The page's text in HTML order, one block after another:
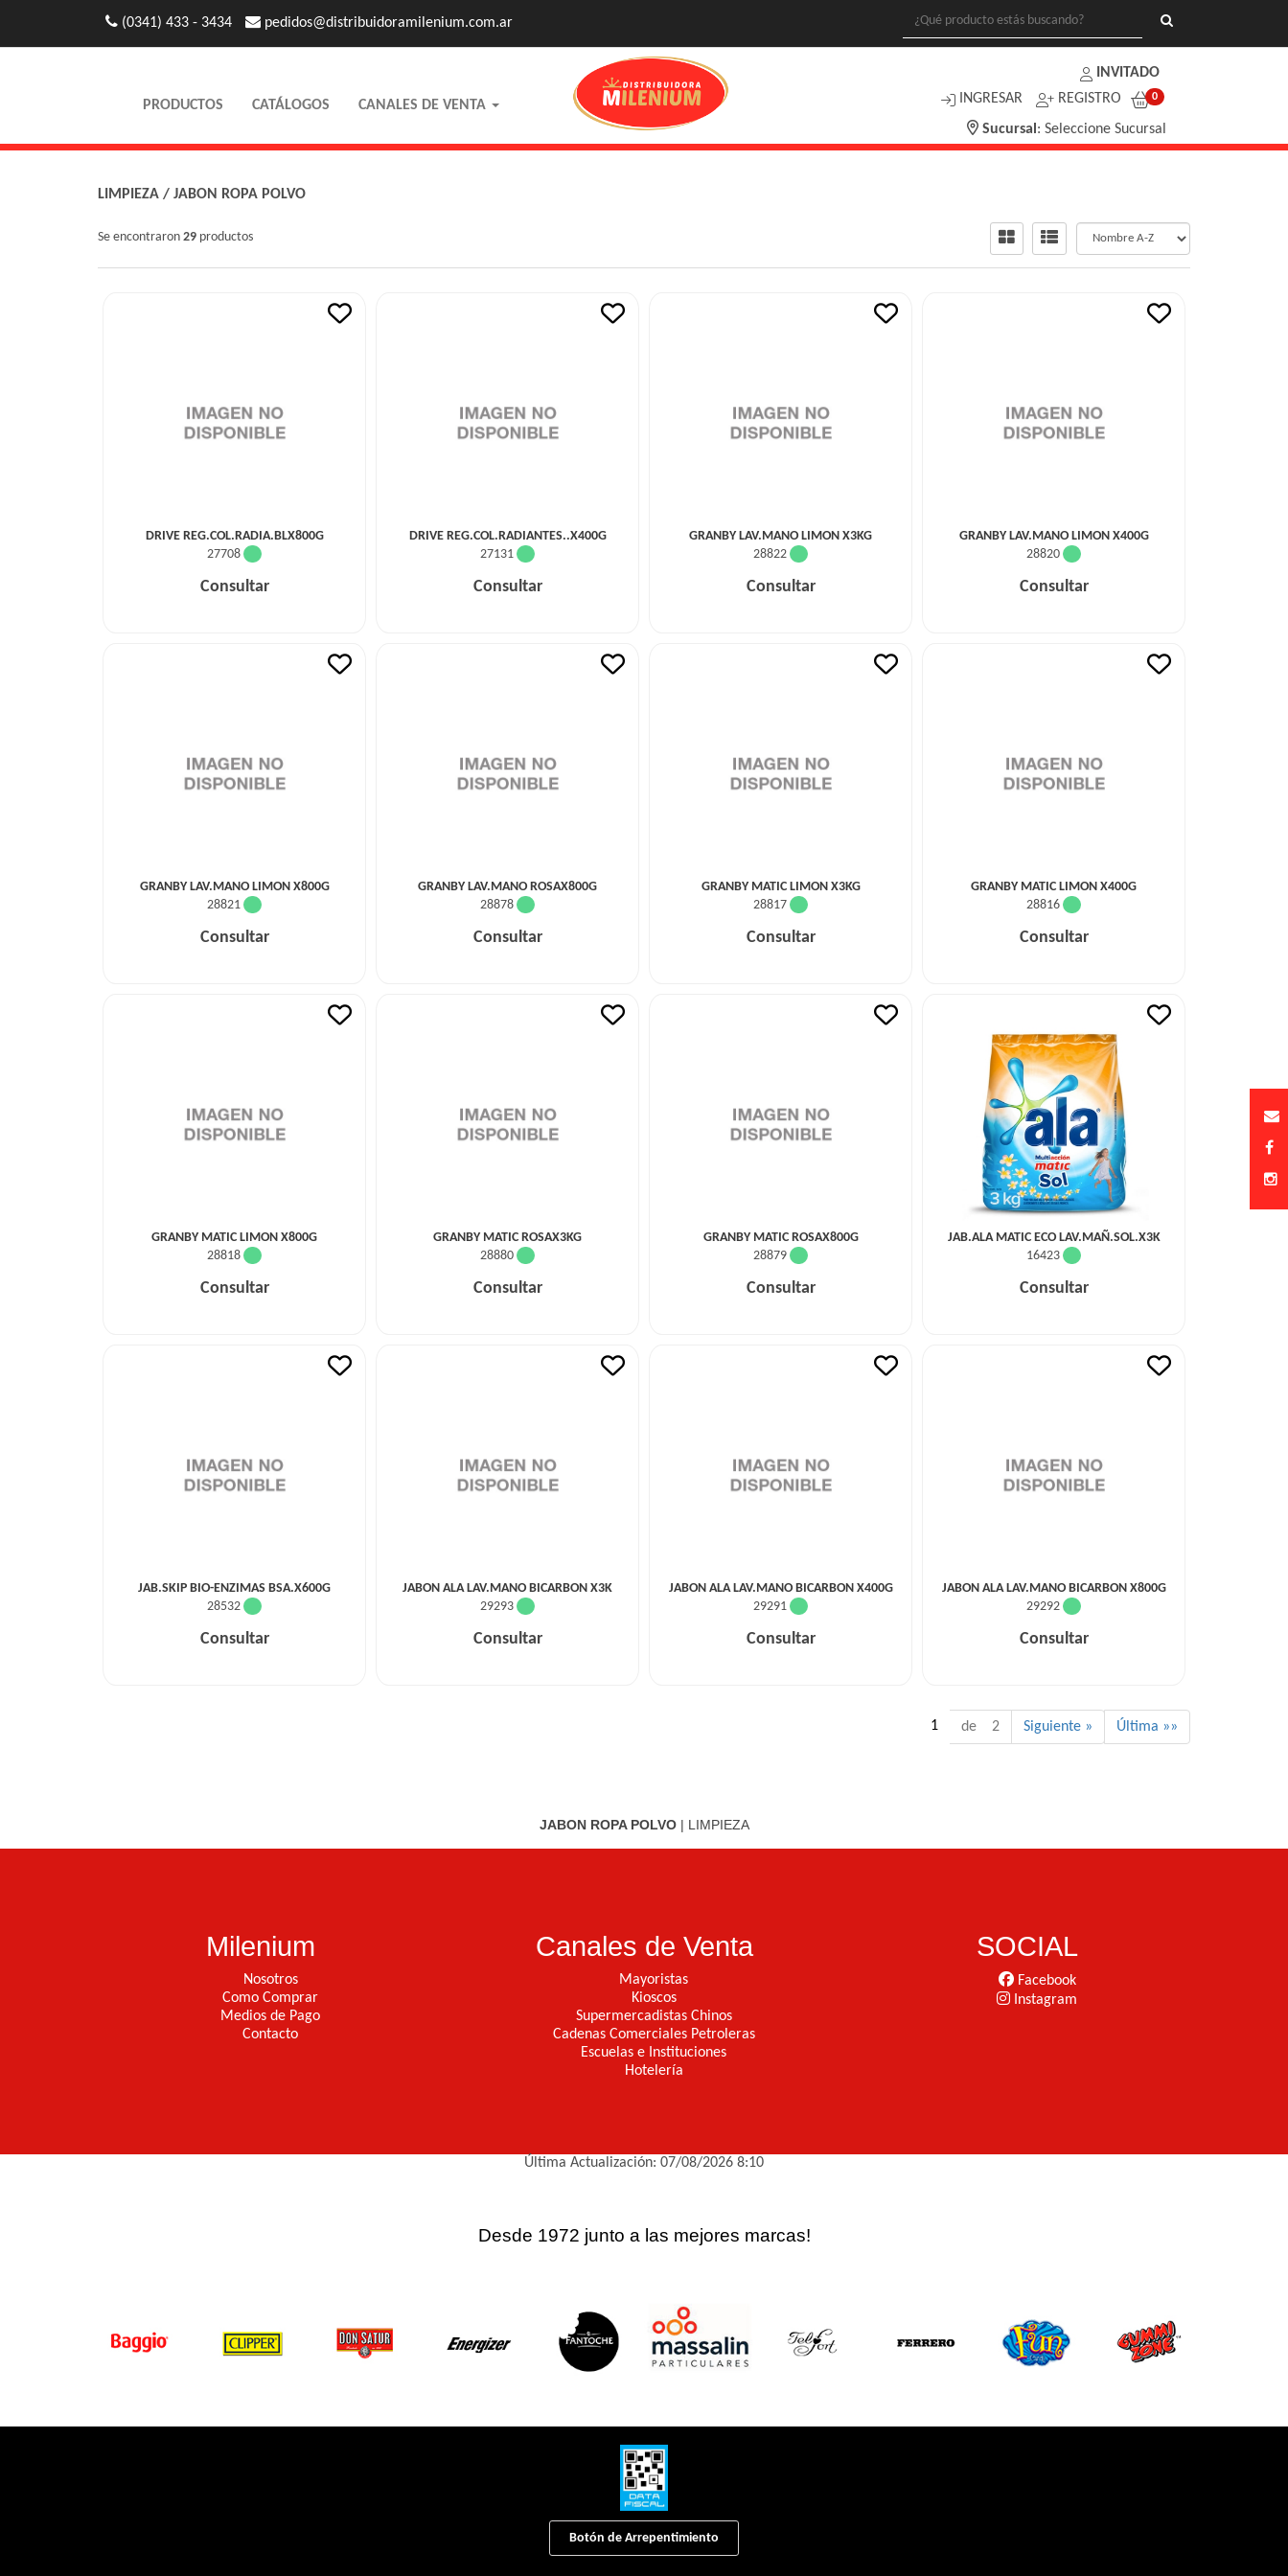
(0341) 433 - 3434 pedidos@distribuidoramilenium.com.ar
INVITADO
INGRESAR
REGISTRO
Sucursal :Seleccione Sucursal
0
PRODUCTOS CATÁLOGOS CANALES DE VENTA
LIMPIEZA / JABON ROPA POLVO
Se encontraron 29 productos
DRIVE REG.COL.RADIA.BLX800G
27708
Consultar
DRIVE REG.COL.RADIANTES..X400G
27131
Consultar
GRANBY LAV.MANO LIMON X3KG
28822
Consultar
GRANBY LAV.MANO LIMON X400G
28820
Consultar
GRANBY LAV.MANO LIMON X800G
28821
Consultar
GRANBY LAV.MANO ROSAX800G
28878
Consultar
GRANBY MATIC LIMON X3KG
28817
Consultar
GRANBY MATIC LIMON X400G
28816
Consultar
GRANBY MATIC LIMON X800G
28818
Consultar
GRANBY MATIC ROSAX3KG
28880
Consultar
GRANBY MATIC ROSAX800G
28879
Consultar
JAB.ALA MATIC ECO LAV.MAÑ.SOL.X3K
16423
Consultar
JAB.SKIP BIO-ENZIMAS BSA.X600G
28532
Consultar
JABON ALA LAV.MANO BICARBON X3K
29293
Consultar
JABON ALA LAV.MANO BICARBON X400G
29291
Consultar
JABON ALA LAV.MANO BICARBON X800G
29292
Consultar
1 de 2 Siguiente » Última »»
JABON ROPA POLVO| LIMPIEZA
Milenium
Nosotros
Como Comprar
Medios de Pago
Contacto
Canales de Venta
Mayoristas
Kioscos
Supermercadistas Chinos
Cadenas Comerciales Petroleras
Escuelas e Instituciones
Hotelería
SOCIAL
Facebook
Instagram
Última Actualización: 07/08/2026 8:10
Desde 1972 junto a las mejores marcas!
Botón de Arrepentimiento